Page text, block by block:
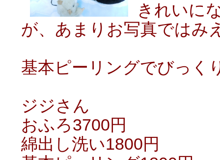
きれいに
が、あまりお写真ではみ
基本ピーリングでびっく
ジジさん
おふろ3700円
綿出し洗い1800円